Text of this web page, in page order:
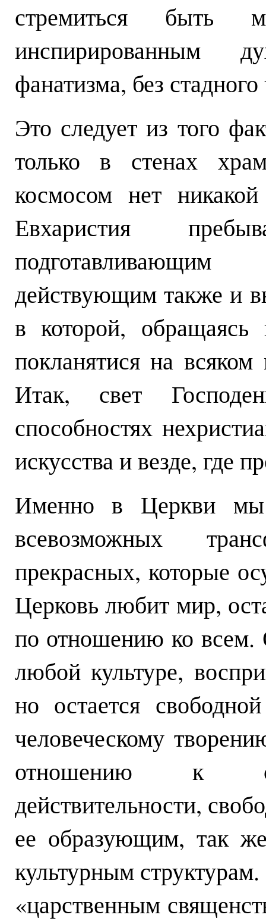
стремиться быть
инспирированным
фанатизма, без
Это следует из того
только в стенах
космосом нет
Евхаристия
действующим также и
в которой,
покланятися на
Итак, свет
способностях
искусства и везде, где
Именно в Церкви
всевозможных
прекрасных, которые
Церковь любит мир,
по отношению ко всем.
любой культуре,
но остается
человеческому
отношению к
действительности,
ее образующим, так
культурным
«царственным